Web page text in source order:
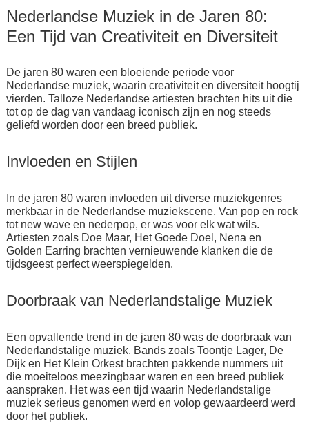
Nederlandse Muziek in de Jaren 80:
Een Tijd van Creativiteit en Diversiteit
De jaren 80 waren een bloeiende periode voor
Nederlandse muziek, waarin creativiteit en diversiteit hoogtij
vierden. Talloze Nederlandse artiesten brachten hits uit die
tot op de dag van vandaag iconisch zijn en nog steeds
geliefd worden door een breed publiek.
Invloeden en Stijlen
In de jaren 80 waren invloeden uit diverse muziekgenres
merkbaar in de Nederlandse muziekscene. Van pop en rock
tot new wave en nederpop, er was voor elk wat wils.
Artiesten zoals Doe Maar, Het Goede Doel, Nena en
Golden Earring brachten vernieuwende klanken die de
tijdsgeest perfect weerspiegelden.
Doorbraak van Nederlandstalige Muziek
Een opvallende trend in de jaren 80 was de doorbraak van
Nederlandstalige muziek. Bands zoals Toontje Lager, De
Dijk en Het Klein Orkest brachten pakkende nummers uit
die moeiteloos meezingbaar waren en een breed publiek
aanspraken. Het was een tijd waarin Nederlandstalige
muziek serieus genomen werd en volop gewaardeerd werd
door het publiek.